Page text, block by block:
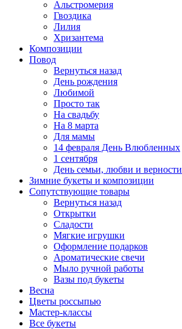
Альстромерия
Гвоздика
Лилия
Хризантема
Композиции
Повод
Вернуться назад
День рождения
Любимой
Просто так
На свадьбу
На 8 марта
Для мамы
14 февраля День Влюбленных
1 сентября
День семьи, любви и верности
Зимние букеты и композиции
Сопутствующие товары
Вернуться назад
Открытки
Сладости
Мягкие игрушки
Оформление подарков
Ароматические свечи
Мыло ручной работы
Вазы под букеты
Весна
Цветы россыпью
Мастер-классы
Все букеты